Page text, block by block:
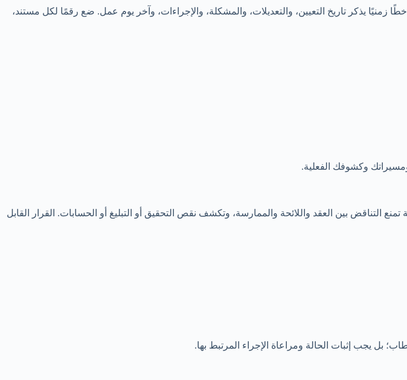
يذكر تاريخ التعيين، والتعديلات، والمشكلة، والإجراءات، وآخر يوم عمل. ضع رقمًا لكل مستند،
وكشوفك الفعلية.
التناقض بين العقد واللائحة والممارسة، وتكشف نقص التحقيق أو التبليغ أو الحسابات. القرار القابل
بل يجب إثبات الحالة ومراعاة الإجراء المرتبط بها.